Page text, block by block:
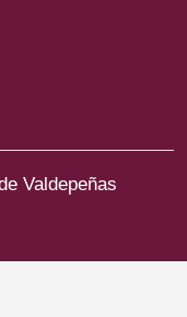
Valdepeñas